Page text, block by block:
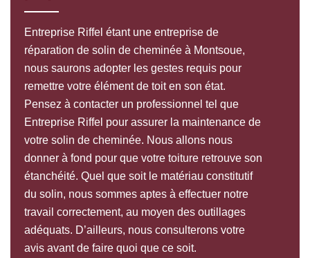
Entreprise Riffel étant une entreprise de
réparation de solin de cheminée à Montsoue,
nous saurons adopter les gestes requis pour
remettre votre élément de toit en son état.
Pensez à contacter un professionnel tel que
Entreprise Riffel pour assurer la maintenance de
votre solin de cheminée. Nous allons nous
donner à fond pour que votre toiture retrouve son
étanchéité. Quel que soit le matériau constitutif
du solin, nous sommes aptes à effectuer notre
travail correctement, au moyen des outillages
adéquats. D’ailleurs, nous consulterons votre
avis avant de faire quoi que ce soit.